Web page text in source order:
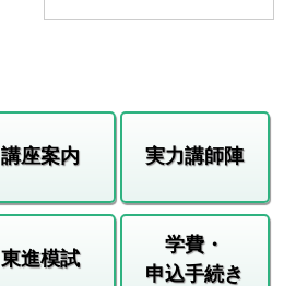
講座案内 実力講師陣
東進模試
学費・
申込手続き